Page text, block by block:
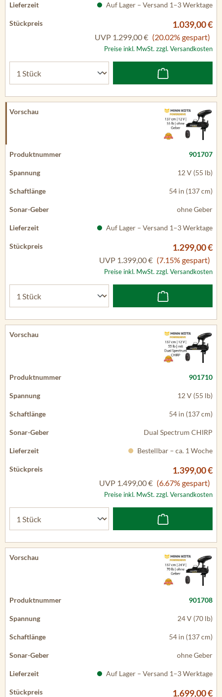
Auf Lager – Versand 1–3 Werktage
1.039,00 €
UVP 1.299,00 € (20.02% gespart)
Preise inkl. MwSt. zzgl. Versandkosten
901707
12 V (55 lb)
54 in (137 cm)
ohne Geber
Auf Lager – Versand 1–3 Werktage
1.299,00 €
UVP 1.399,00 € (7.15% gespart)
Preise inkl. MwSt. zzgl. Versandkosten
901710
12 V (55 lb)
54 in (137 cm)
Dual Spectrum CHIRP
Bestellbar – ca. 1 Woche
1.399,00 €
UVP 1.499,00 € (6.67% gespart)
Preise inkl. MwSt. zzgl. Versandkosten
901708
24 V (70 lb)
54 in (137 cm)
ohne Geber
Auf Lager – Versand 1–3 Werktage
1.699,00 €